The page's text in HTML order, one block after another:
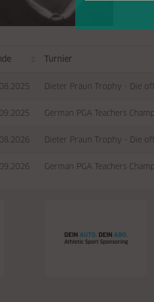
Turnier
Dieter Praun Trophy - Die
German PGA Teachers
Dieter Praun Trophy - Die
German PGA Teachers